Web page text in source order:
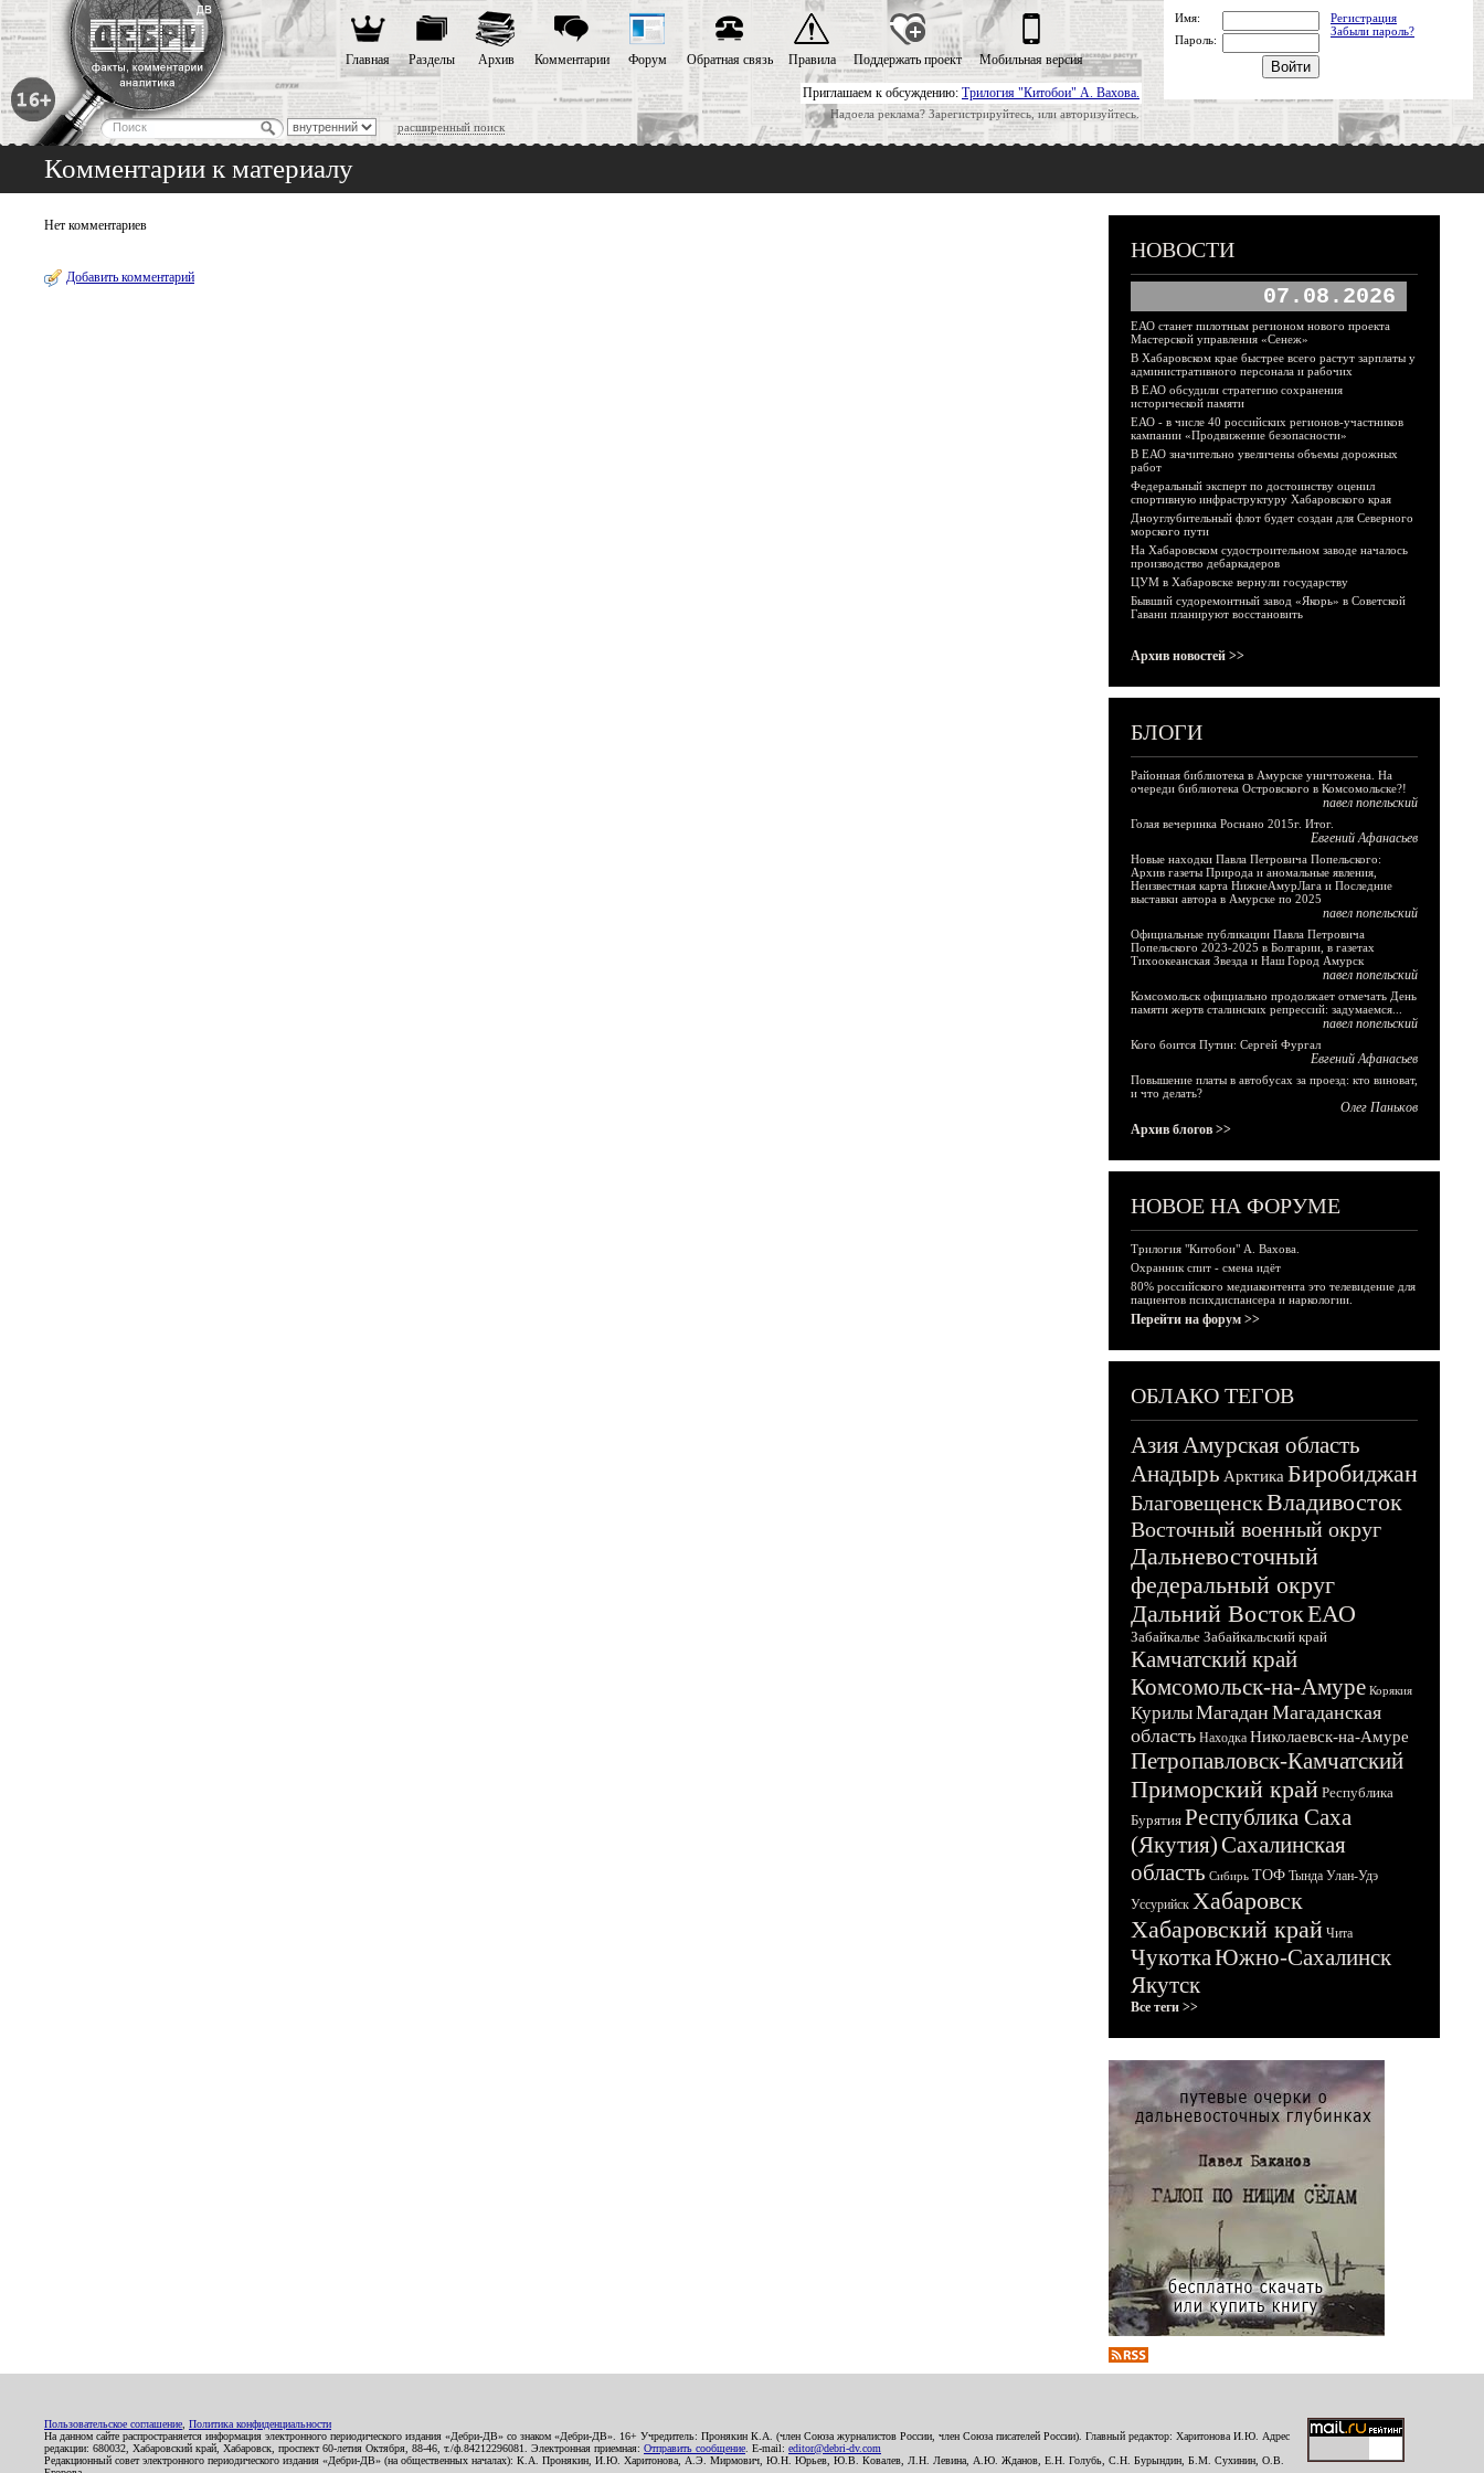
Приглашаем к обсуждению: Трилогия "Китобои" А. Вахова.
Надоела реклама? Зарегистрируйтесь, или авторизуйтесь.
расширенный поиск
Главная Разделы Архив Комментарии Форум Обратная связь Правила Поддержать проект Мобильная версия
Имя:
Регистрация
Забыли пароль?
Пароль:
Комментарии к материалу
Нет комментариев
Добавить комментарий
НОВОСТИ
07.08.2026
ЕАО станет пилотным регионом нового проекта
Мастерской управления «Сенеж»
В Хабаровском крае быстрее всего растут зарплаты у
административного персонала и рабочих
В ЕАО обсудили стратегию сохранения
исторической памяти
ЕАО - в числе 40 российских регионов-участников
кампании «Продвижение безопасности»
В ЕАО значительно увеличены объемы дорожных
работ
Федеральный эксперт по достоинству оценил
спортивную инфраструктуру Хабаровского края
Дноуглубительный флот будет создан для Северного
морского пути
На Хабаровском судостроительном заводе началось
производство дебаркадеров
ЦУМ в Хабаровске вернули государству
Бывший судоремонтный завод «Якорь» в Советской
Гавани планируют восстановить
Архив новостей >>
БЛОГИ
Районная библиотека в Амурске уничтожена. На
очереди библиотека Островского в Комсомольске?!
павел попельский
Голая вечеринка Роснано 2015г. Итог.
Евгений Афанасьев
Новые находки Павла Петровича Попельского:
Архив газеты Природа и аномальные явления,
Неизвестная карта НижнеАмурЛага и Последние
выставки автора в Амурске по 2025
павел попельский
Официальные публикации Павла Петровича
Попельского 2023-2025 в Болгарии, в газетах
Тихоокеанская Звезда и Наш Город Амурск
павел попельский
Комсомольск официально продолжает отмечать День
памяти жертв сталинских репрессий: задумаемся...
павел попельский
Кого боится Путин: Сергей Фургал
Евгений Афанасьев
Повышение платы в автобусах за проезд: кто виноват,
и что делать?
Олег Паньков
Архив блогов >>
НОВОЕ НА ФОРУМЕ
Трилогия "Китобои" А. Вахова.
Охранник спит - смена идёт
80% российского медиаконтента это телевидение для
пациентов психдиспансера и наркологии.
Перейти на форум >>
ОБЛАКО ТЕГОВ
АзияАмурская область
Анадырь Арктика Биробиджан
БлаговещенскВладивосток
Восточный военный округ
Дальневосточный
федеральный округ
Дальний ВостокЕАО
Забайкалье Забайкальский край
Камчатский край
Комсомольск-на-Амуре Корякия
КурилыМагадан Магаданская
область Находка Николаевск-на-Амуре
Петропавловск-Камчатский
Приморский край Республика
Бурятия Республика Саха
(Якутия)Сахалинская
область Сибирь ТОФ Тында Улан-Удэ
Уссурийск Хабаровск
Хабаровский край Чита
ЧукоткаЮжно-Сахалинск
Якутск
Все теги >>
Пользовательское соглашение Политика конфиденциальности
На данном сайте распространяется информация электронного периодического издания «Дебри-ДВ» со знаком «Дебри-ДВ». 16+ Учредитель: Пронякин К.А. (член Союза журналистов России, член Союза писателей России). Главный редактор: Харитонова И.Ю. Адрес
редакции: 680032, Хабаровский край, Хабаровск, проспект 60-летия Октября, 88-46, т./ф.84212296081. Электронная приемная: Отправить сообщение . E-mail: editor@debri-dv.com
Редакционный совет электронного периодического издания «Дебри-ДВ» (на общественных началах): К.А. Пронякин, И.Ю. Харитонова, А.Э. Мирмович, Ю.Н. Юрьев, Ю.В. Ковалев, Л.Н. Левина, А.Ю. Жданов, Е.Н. Голубь, С.Н. Бурындин, Б.М. Сухинин, О.В.